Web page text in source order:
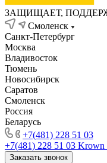
ЗАЩИЩАЕТ,
Смоленск
Санкт-Петербург
Москва
Владивосток
Тюмень
Новосибирск
Саратов
Смоленск
Россия
Беларусь
+7(481) 228 51 03
+7(481) 228 51 03 Krown
Заказать звонок